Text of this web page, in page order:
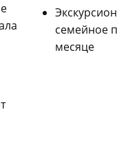
семейное
месяце